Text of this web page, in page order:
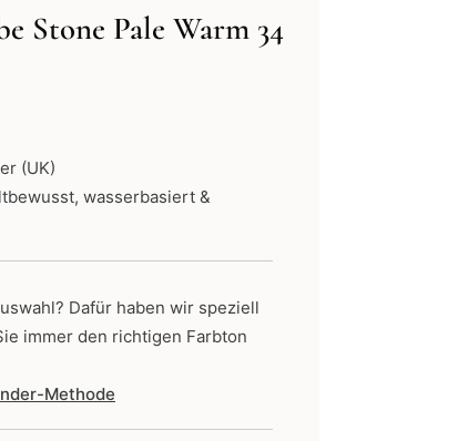
Stone Pale Warm 34
(UK)
wasserbasiert &
Dafür haben wir speziell
immer den richtigen Farbton
Methode